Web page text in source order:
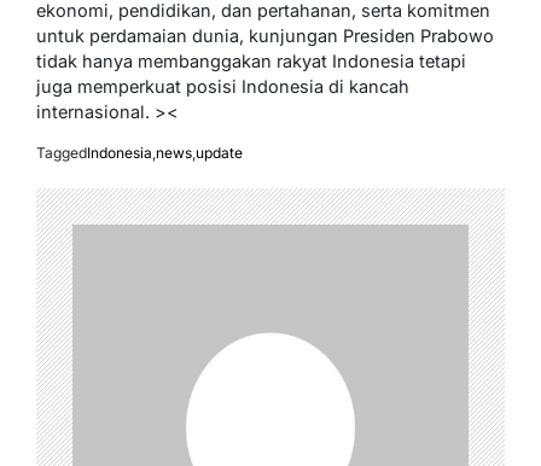
ekonomi, pendidikan, dan pertahanan, serta komitmen
untuk perdamaian dunia, kunjungan Presiden Prabowo
tidak hanya membanggakan rakyat Indonesia tetapi
juga memperkuat posisi Indonesia di kancah
internasional. ><
TaggedIndonesia,news,update